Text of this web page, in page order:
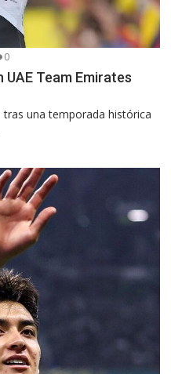
0
Team Emirates
una temporada histórica